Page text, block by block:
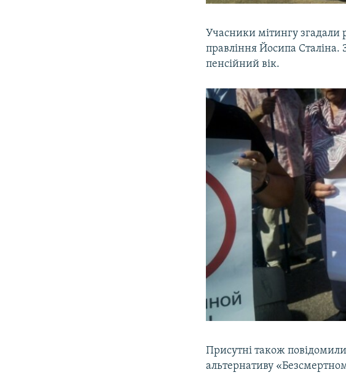
Учасники мітингу згадали
правління Йосипа Сталіна.
пенсійний вік.
Присутні також
альтернативу